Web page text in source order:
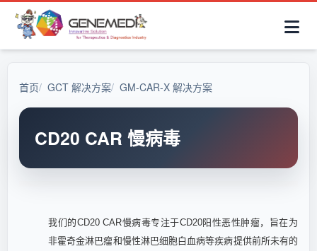
首页
GCT 解决方案 GM-CAR-X 解决方案
CD20 CAR 慢病毒
我们的CD20 CAR慢病毒专注于CD20阳性恶性肿瘤，旨在为
非霍奇金淋巴瘤和慢性淋巴细胞白血病等疾病提供前所未有的